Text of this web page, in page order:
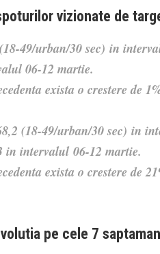
vizionate de
49/urban/30 sec) in
06-12 martie.
exista o crestere de
(18-49/urban/30 sec) in
in intervalul 06-12 martie.
exista o crestere de
pe cele 7